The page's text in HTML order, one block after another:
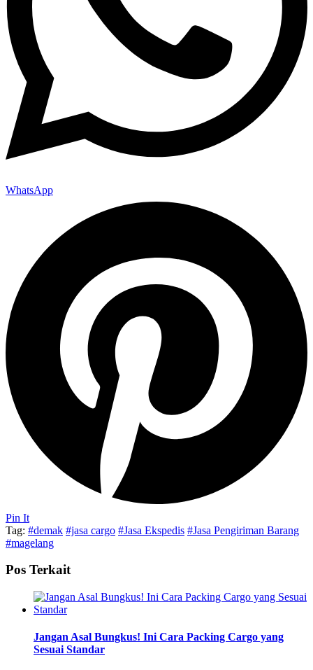
WhatsApp
Pin It
Tag: #demak #jasa cargo #Jasa Ekspedis #Jasa Pengiriman Barang
#magelang
Pos Terkait
Jangan Asal Bungkus! Ini Cara Packing Cargo yang
Sesuai Standar